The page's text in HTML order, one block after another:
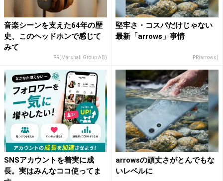
音楽シーンを支えた64年の歴
史、このヘッドホンで感じて
みて
PR(Marshall Group AB)
堅牢さ・コスパだけじゃない
最新「arrows」事情
PR(arrows)
SNSアカウントを着実に成
長。実はみんなココ使ってま
arrowsの頑丈さがとんでもな
いレベルに